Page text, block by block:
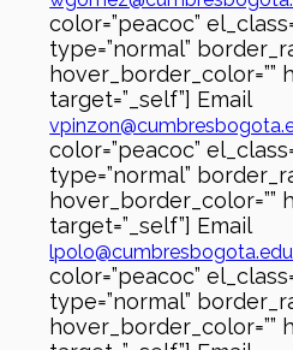
color=”peacoc”
type=”normal”
hover_border_color=””
target=”_self”] Email
color=”peacoc”
type=”normal”
hover_border_color=””
target=”_self”] Email
color=”peacoc”
type=”normal”
hover_border_color=””